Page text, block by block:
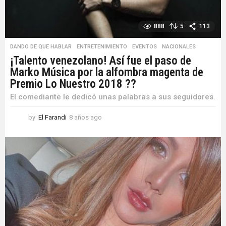
888 5 113
DANDO DE QUE HABLAR ,ENTRETENIMIENTO ,EVENTOS ,NACIONALES
¡Talento venezolano! Así fue el paso de
Marko Música por la alfombra magenta de
Premio Lo Nuestro 2018 ??
El comediante le dedicó unas palabras a sus seguidores.
by El Farandi 8 años ago
ñ
o
s
a
g